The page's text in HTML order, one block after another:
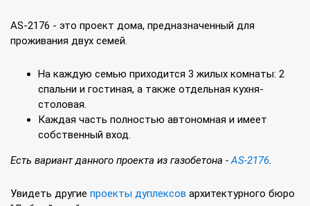
AS-2176 - это проект дома, предназначенный для
проживания двух семей.
На каждую семью приходится 3 жилых комнаты: 2
спальни и гостиная, а также отдельная кухня-
столовая.
Каждая часть полностью автономная и имеет
собственный вход.
Есть вариант данного проекта из газобетона -AS-2176.
Увидеть другие проекты дуплексов архитектурного бюро